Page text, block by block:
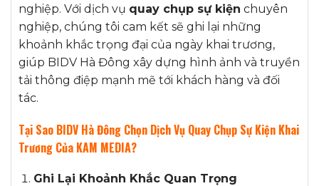
nghiệp. Với dịch vụ quay chụp sự kiện chuyên
nghiệp, chúng tôi cam kết sẽ ghi lại những
khoảnh khắc trọng đại của ngày khai trương,
giúp BIDV Hà Đông xây dựng hình ảnh và truyền
tải thông điệp mạnh mẽ tới khách hàng và đối
tác.
Tại Sao BIDV Hà Đông Chọn Dịch Vụ Quay Chụp Sự Kiện Khai
Trương Của KAM MEDIA?
Ghi Lại Khoảnh Khắc Quan Trọng